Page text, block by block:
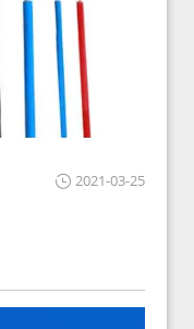
2021-03-25